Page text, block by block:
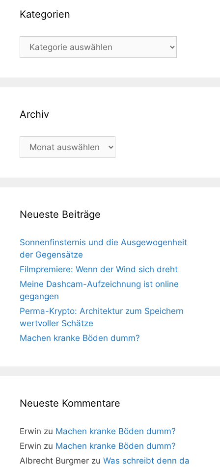
Kategorien
Kategorien
Archiv
Archiv
Neueste Beiträge
Sonnenfinsternis und die Ausgewogenheit
der Gegensätze
Filmpremiere: Wenn der Wind sich dreht
Meine Dashcam-Aufzeichnung ist online
gegangen
Perma-Krypto: Architektur zum Speichern
wertvoller Schätze
Machen kranke Böden dumm?
Neueste Kommentare
Erwin zu Machen kranke Böden dumm?
Erwin zu Machen kranke Böden dumm?
Albrecht Burgmer zu Was schreibt denn da